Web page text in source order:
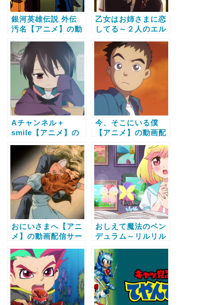
銀河英雄伝説 外伝
汚名【アニメ】の動
と無料で全話視聴す
る方法
乙女はお姉さまに恋
してる～２人のエル
ニメ】の動画配信サ
ービス比較と無料で
全話視聴する方法
Aチャンネル＋
smile【アニメ】の
較と無料で全話視聴
する方法
今、そこにいる僕
【アニメ】の動画配
料で全話視聴する方
法
おにいさまへ【アニ
メ】の動画配信サー
話視聴する方法
おしえて魔法のペン
デュラム～リルリル
メ】の動画配信サー
ビス比較と無料で全
話視聴する方法